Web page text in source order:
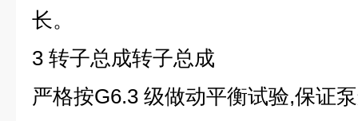
长。
3 转子总成转子总成
严格按G6.3 级做动平衡试验,保证